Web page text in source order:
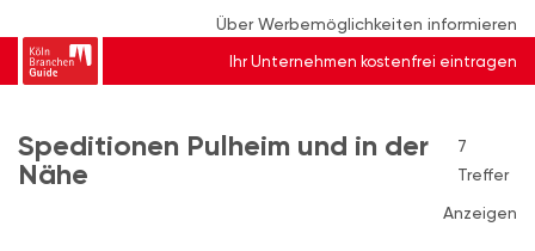
Über Werbemöglichkeiten informieren
Ihr Unternehmen kostenfrei eintragen
Speditionen Pulheim und in der
Nähe
7
Treffer
Anzeigen